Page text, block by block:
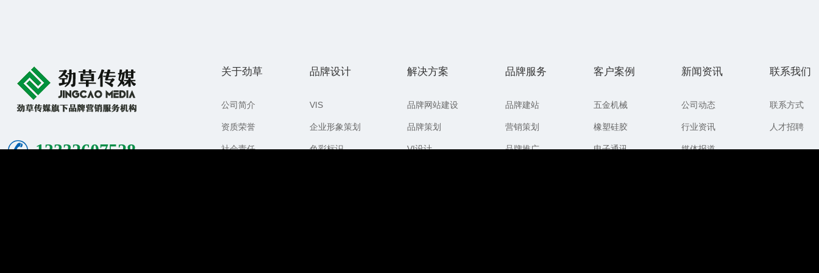
13332607528
关于劲草
公司简介
资质荣誉
社会责任
品牌设计
VIS
企业形象策划
色彩标识
解决方案
品牌网站建设
品牌策划
VI设计
品牌服务
品牌建站
营销策划
品牌推广
客户案例
五金机械
橡塑硅胶
电子通讯
新闻资讯
公司动态
行业资讯
媒体报道
联系我们
联系方式
人才招聘